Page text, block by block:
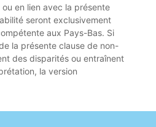
en lien avec la présente
seront exclusivement
aux Pays-Bas. Si
la présente clause de non-
des disparités ou entraînent
la version